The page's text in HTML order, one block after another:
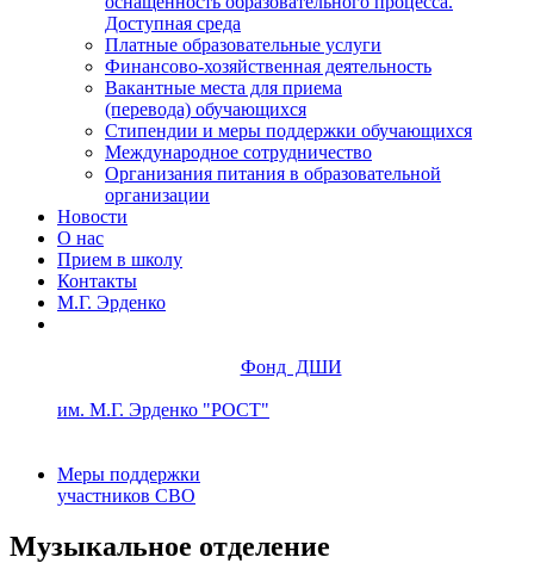
Доступная среда
Платные образовательные услуги
Финансово-хозяйственная деятельность
Вакантные места для приема
(перевода) обучающихся
Стипендии и меры поддержки обучающихся
Международное сотрудничество
Организания питания в образовательной
организации
Новости
О нас
Прием в школу
Контакты
М.Г. Эрденко
Фонд ДШИ
им. М.Г. Эрденко "РОСТ"
Меры поддержки
участников СВО
Музыкальное отделение